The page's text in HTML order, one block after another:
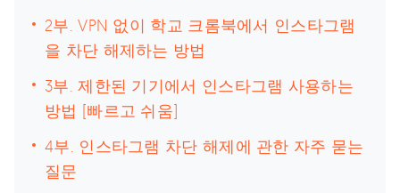
2부. VPN 없이 학교 크롬북에서 인스타그램
을 차단 해제하는 방법
3부. 제한된 기기에서 인스타그램 사용하는
방법 [빠르고 쉬움]
4부. 인스타그램 차단 해제에 관한 자주 묻는
질문